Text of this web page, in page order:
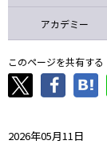
アカデミー
このページを共有する
2026年05月11日